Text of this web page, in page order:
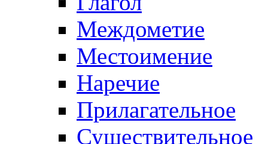
Междометие
Местоимение
Наречие
Прилагательное
Существительное